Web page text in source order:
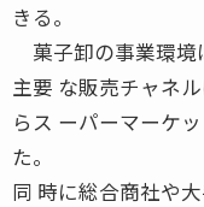
きる。
菓子卸の事業環境
主要 な販売チャネ
らス ーパーマーケ
た。
同 時に総合商社や